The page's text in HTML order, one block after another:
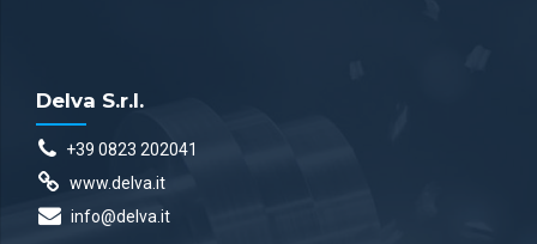
Delva S.r.l.
+39 0823 202041
www.delva.it
info@delva.it